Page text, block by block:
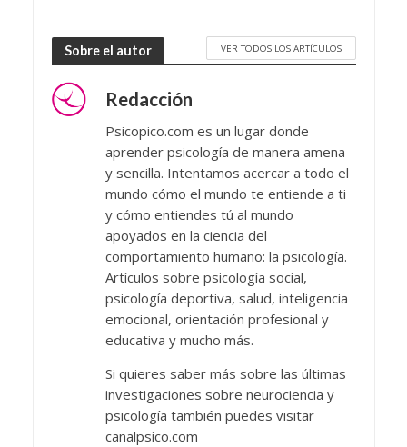
Sobre el autor VER TODOS LOS ARTÍCULOS
Redacción
Psicopico.com es un lugar donde
aprender psicología de manera amena
y sencilla. Intentamos acercar a todo el
mundo cómo el mundo te entiende a ti
y cómo entiendes tú al mundo
apoyados en la ciencia del
comportamiento humano: la psicología.
Artículos sobre psicología social,
psicología deportiva, salud, inteligencia
emocional, orientación profesional y
educativa y mucho más.
Si quieres saber más sobre las últimas
investigaciones sobre neurociencia y
psicología también puedes visitar
canalpsico.com